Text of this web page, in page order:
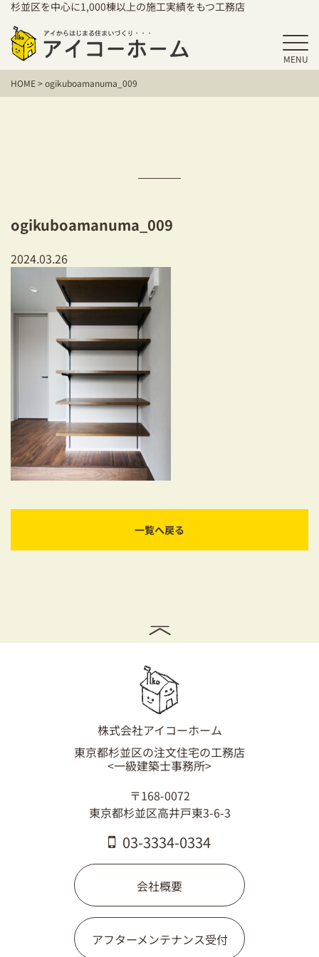
杉並区を中心に1,000棟以上の施工実績をもつ工務店
MENU
HOME
アイコーホームの家づくり
住宅シリーズ
二世帯住宅をお考えの方
建て替えをお考えの方
耐震対策も安心の家づくり
リフォーム・リノベーションをお考えの方
必見！土地からお探しの方へ
資金計画についてのご相談
ショールーム
採用情報
03-3334-0334
HOME>ogikuboamanuma_009
ogikuboamanuma_009
2024.03.26
一覧へ戻る
株式会社アイコーホーム
東京都杉並区の注文住宅の工務店
<一級建築士事務所>
〒168-0072
東京都杉並区高井戸東3-6-3
03-3334-0334
会社概要
アフターメンテナンス受付